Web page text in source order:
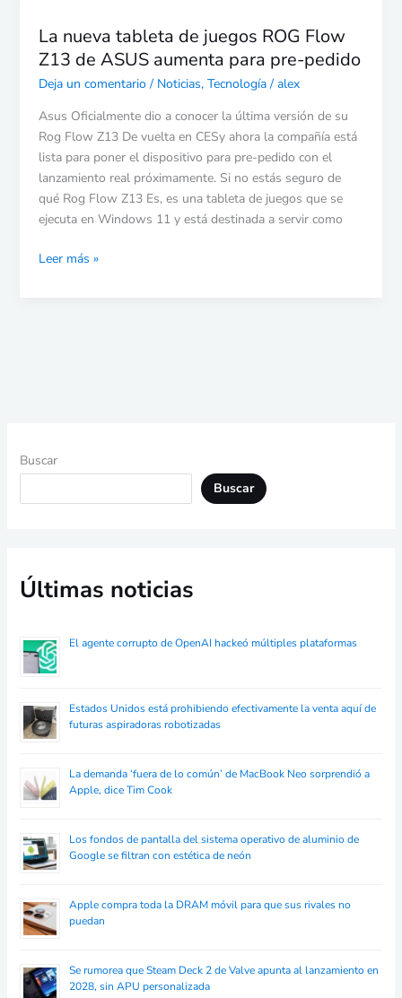
La nueva tableta de juegos ROG Flow
Z13 de ASUS aumenta para pre-pedido
Deja un comentario / Noticias, Tecnología/ alex
Asus Oficialmente dio a conocer la última versión de su
Rog Flow Z13 De vuelta en CESy ahora la compañía está
lista para poner el dispositivo para pre-pedido con el
lanzamiento real próximamente. Si no estás seguro de
qué Rog Flow Z13 Es, es una tableta de juegos que se
ejecuta en Windows 11 y está destinada a servir como
tableta
de
juegos
Flow
Z13
de
ASUS
aumenta
para
pedido
Leer más »
Buscar
Buscar
Últimas noticias
El agente corrupto de OpenAI hackeó múltiples plataformas
Estados Unidos está prohibiendo efectivamente la venta aquí de
futuras aspiradoras robotizadas
La demanda ‘fuera de lo común’ de MacBook Neo sorprendió a
Apple, dice Tim Cook
Los fondos de pantalla del sistema operativo de aluminio de
Google se filtran con estética de neón
Apple compra toda la DRAM móvil para que sus rivales no
puedan
Se rumorea que Steam Deck 2 de Valve apunta al lanzamiento en
2028, sin APU personalizada